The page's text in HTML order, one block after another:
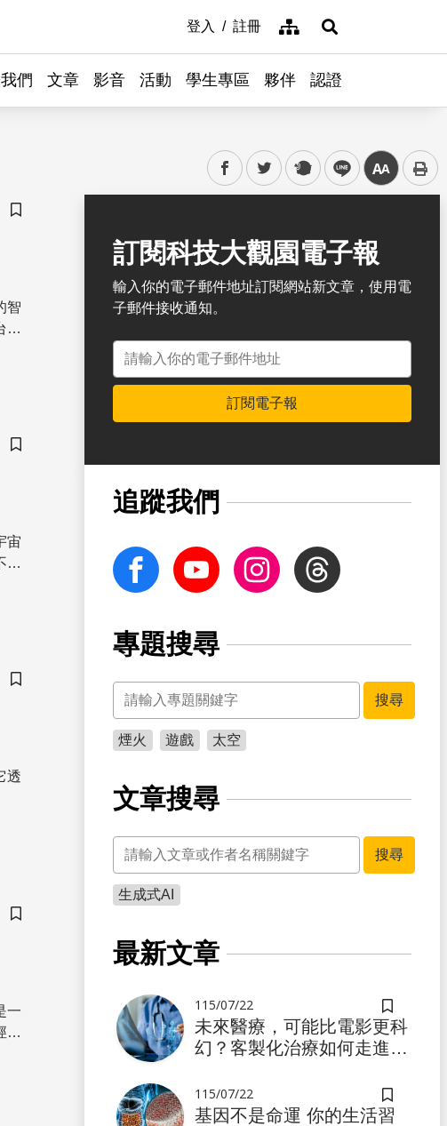
登入 註冊 網站導覽展開搜尋
們 文章 影音 活動 學生專區 夥伴 認證
facebooktwitter plurk line 中
儲存書籤
智
儲存書籤
宙
儲存書籤
透
儲存書籤
一
，
訂閱科技大觀園電子報
輸入你的電子郵件地址訂閱網站新文章，使用電
子郵件接收通知。
電子郵件地址
訂閱電子報
追蹤我們
facebook Youtube InstagramThreads
專題搜尋
關鍵字
搜尋
煙火 遊戲 太空
文章搜尋
關鍵字
搜尋
生成式AI
最新文章
儲存書籤
115/07/22
未來醫療，可能比電影更科
幻？客製化治療如何走進真
儲存書籤
115/07/22
基因不是命運 你的生活習